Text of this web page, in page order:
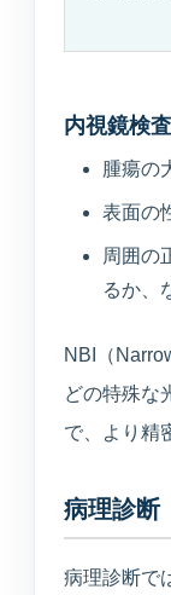
内視鏡検
腫瘍の
表面の
周囲の
るか、
NBI（
どの特殊な
で、より精
病理診断
病理診断で